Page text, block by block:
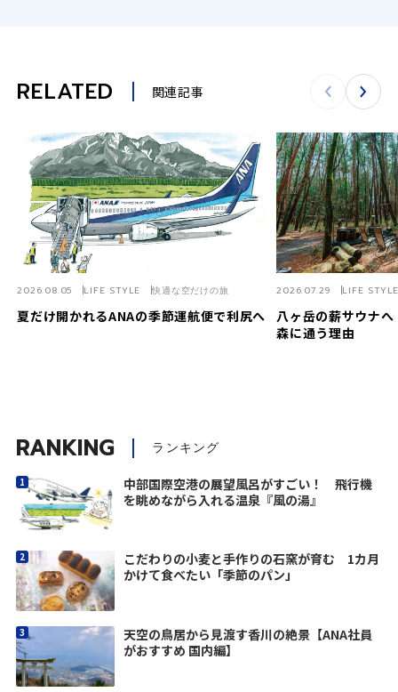
RELATED 関連記事
夏だけ開かれるANAの季節運航便で利尻へ
2026.08.05 LIFE STYLE 快適な空だけの旅
八ヶ岳の薪サウナ
森に通う理由
2026.07.29 LIFE
RANKING ランキング
中部国際空港の展望風呂がすごい！ 飛行機
を眺めながら入れる温泉『風の湯』
こだわりの小麦と手作りの石窯が育む 1カ月
かけて食べたい「季節のパン」
天空の鳥居から見渡す香川の絶景【ANA社員
がおすすめ 国内編】